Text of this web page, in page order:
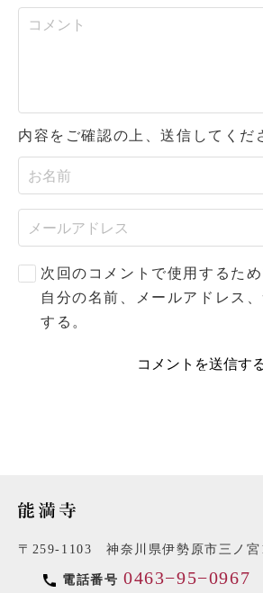
内容をご確認の上、送信してくだ
次回のコメントで使用するた
自分の名前、メールアドレス
する。
〒259-1103 神奈川県伊勢原市三ノ宮
電話番号 0463−95−0967